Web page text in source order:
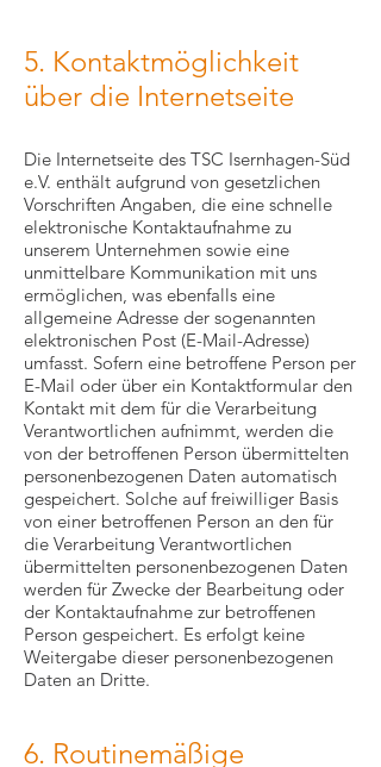
5. Kontaktmöglichkeit
über die Internetseite
Die Internetseite des TSC Isernhagen-Süd
e.V. enthält aufgrund von gesetzlichen
Vorschriften Angaben, die eine schnelle
elektronische Kontaktaufnahme zu
unserem Unternehmen sowie eine
unmittelbare Kommunikation mit uns
ermöglichen, was ebenfalls eine
allgemeine Adresse der sogenannten
elektronischen Post (E-Mail-Adresse)
umfasst. Sofern eine betroffene Person per
E-Mail oder über ein Kontaktformular den
Kontakt mit dem für die Verarbeitung
Verantwortlichen aufnimmt, werden die
von der betroffenen Person übermittelten
personenbezogenen Daten automatisch
gespeichert. Solche auf freiwilliger Basis
von einer betroffenen Person an den für
die Verarbeitung Verantwortlichen
übermittelten personenbezogenen Daten
werden für Zwecke der Bearbeitung oder
der Kontaktaufnahme zur betroffenen
Person gespeichert. Es erfolgt keine
Weitergabe dieser personenbezogenen
Daten an Dritte.
6. Routinemäßige